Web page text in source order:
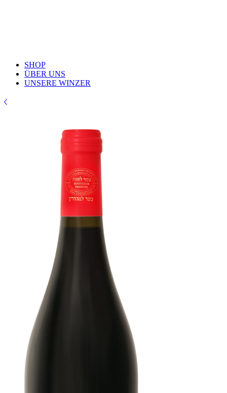
SHOP
ÜBER UNS
UNSERE WINZER